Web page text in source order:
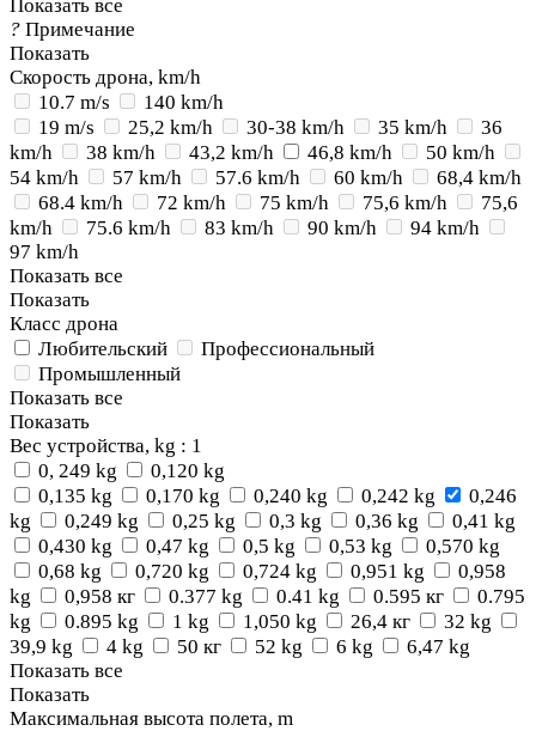
Показать все
? Примечание
Показать
Скорость дрона, km/h
10.7 m/s
140 km/h
19 m/s
25,2 km/h 30-38 km/h 35 km/h
36
km/h
38 km/h 43,2 km/h 46,8 km/h
50 km/h
54 km/h
57 km/h 57.6 km/h 60 km/h
68,4 km/h
68.4 km/h
72 km/h 75 km/h 75,6 km/h
75,6
km/h
75.6 km/h 83 km/h 90 km/h
94 km/h
97 km/h
Показать все
Показать
Класс дрона
Любительский
Профессиональный
Промышленный
Показать все
Показать
Вес устройства, kg : 1
0, 249 kg
0,120 kg
0,135 kg
0,170 kg 0,240 kg 0,242 kg
0,246
kg
0,249 kg 0,25 kg 0,3 kg 0,36 kg
0,41 kg
0,430 kg
0,47 kg 0,5 kg 0,53 kg
0,570 kg
0,68 kg
0,720 kg 0,724 kg 0,951 kg
0,958
kg
0,958 кг 0.377 kg 0.41 kg 0.595 кг
0.795
kg
0.895 kg 1 kg 1,050 kg 26,4 кг
32 kg
39,9 kg
4 kg 50 кг 52 kg 6 kg
6,47 kg
Показать все
Показать
Максимальная высота полета, m